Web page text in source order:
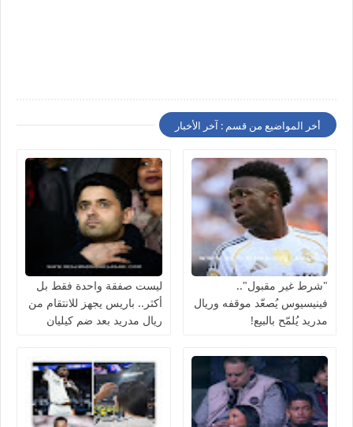
أخر المواضيع من قسم : آخر الأخبار
"شرط غير مقبول"..
فينيسيوس يُصعّد موقفه وريال
مدريد يُلمّح بالبيع!
ليست صفقة واحدة فقط بل
أكثر.. باريس يجهز للانتقام من
ريال مدريد بعد ضم كيليان